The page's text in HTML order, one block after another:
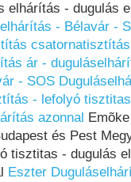
elhárítás - dugulás
- Bélavár -
ár -
- SOS
- lefolyó
azonnal
és Pest
tisztitas - dugulás
Eszter